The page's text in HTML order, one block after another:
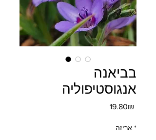
בביאנה
אנגוסטיפוליה
‏19.80 ‏₪
אריזה *